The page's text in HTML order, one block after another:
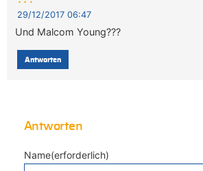
29/12/2017 06:47
Und Malcom Young???
Antworten
Antworten
Name(erforderlich)